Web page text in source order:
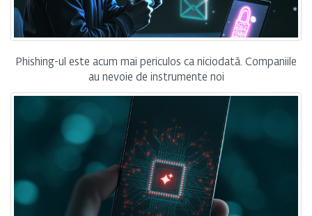
Phishing-ul este acum mai periculos ca niciodată. Companiile
au nevoie de instrumente noi